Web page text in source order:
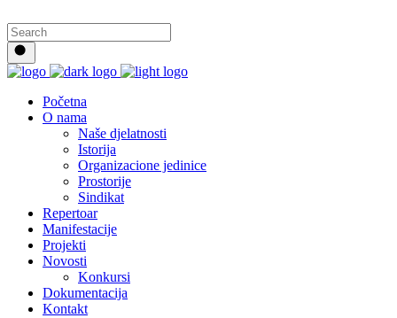
Početna
O nama
Naše djelatnosti
Istorija
Organizacione jedinice
Prostorije
Sindikat
Repertoar
Manifestacije
Projekti
Novosti
Konkursi
Dokumentacija
Kontakt